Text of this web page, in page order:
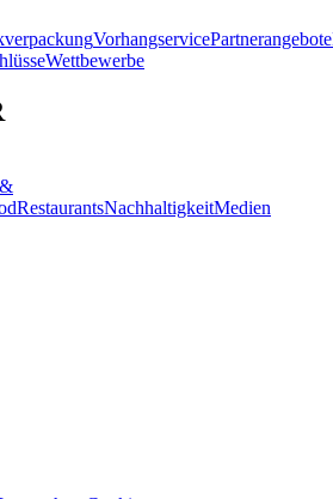
VorhangservicePartnerangebote
Wettbewerbe
RestaurantsNachhaltigkeitMedien